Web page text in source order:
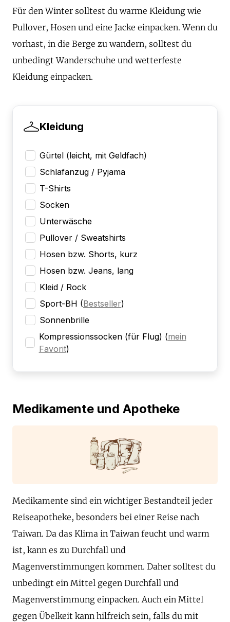
Für den Winter solltest du warme Kleidung wie
Pullover, Hosen und eine Jacke einpacken. Wenn du
vorhast, in die Berge zu wandern, solltest du
unbedingt Wanderschuhe und wetterfeste
Kleidung einpacken.
Kleidung
Gürtel (leicht, mit Geldfach)
Schlafanzug / Pyjama
T-Shirts
Socken
Unterwäsche
Pullover / Sweatshirts
Hosen bzw. Shorts, kurz
Hosen bzw. Jeans, lang
Kleid / Rock
Sport-BH (Bestseller)
Sonnenbrille
Kompressionssocken (für Flug) (mein
Favorit)
Medikamente und Apotheke
Medikamente sind ein wichtiger Bestandteil jeder
Reiseapotheke, besonders bei einer Reise nach
Taiwan. Da das Klima in Taiwan feucht und warm
ist, kann es zu Durchfall und
Magenverstimmungen kommen. Daher solltest du
unbedingt ein Mittel gegen Durchfall und
Magenverstimmung einpacken. Auch ein Mittel
gegen Übelkeit kann hilfreich sein, falls du mit